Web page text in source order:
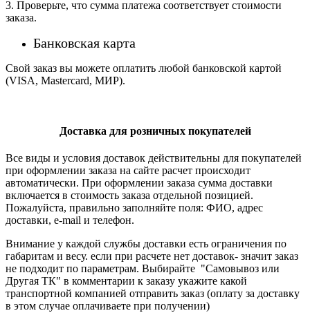
3. Проверьте, что сумма платежа соответствует стоимости
заказа.
Банковская карта
Свой заказ вы можете оплатить любой банковской картой
(VISA, Mastercard, МИР).
Доставка для розничных покупателей
Все виды и условия доставок действительны для покупателей
при оформлении заказа на сайте расчет происходит
автоматически. При оформлении заказа сумма доставки
включается в стоимость заказа отдельной позицией.
Пожалуйста, правильно заполняйте поля: ФИО, адрес
доставки, e-mail и телефон.
Внимание у каждой службы доставки есть ограничения по
габаритам и весу. если при расчете нет доставок- значит заказ
не подходит по параметрам. Выбирайте "Самовывоз или
Другая ТК" в комментарии к заказу укажите какой
транспортной компанией отправить заказ (оплату за доставку
в этом случае оплачиваете при получении)